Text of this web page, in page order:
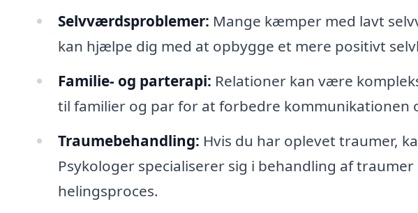
Selvværdsproblemer: Mange kæmper med lavt
kan hjælpe dig med at opbygge et mere positivt
Familie- og parterapi: Relationer kan være
til familier og par for at forbedre kommunikationen
Traumebehandling: Hvis du har oplevet traumer,
Psykologer specialiserer sig i behandling af
helingsproces.